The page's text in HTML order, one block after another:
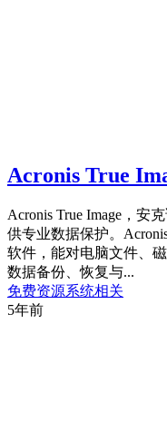
Acronis True
Acronis True Image，安
供专业数据保护。
软件，能对电脑文件、
数据备份、恢复与...
免费资源系统相关
5年前